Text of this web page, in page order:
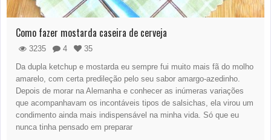
Como fazer mostarda caseira de cerveja
3235 4
35
Da dupla ketchup e mostarda eu sempre fui muito mais fã do molho
amarelo, com certa predileção pelo seu sabor amargo-azedinho.
Depois de morar na Alemanha e conhecer as inúmeras variações
que acompanhavam os incontáveis tipos de salsichas, ela virou um
condimento ainda mais indispensável na minha vida. Só que eu
nunca tinha pensado em preparar